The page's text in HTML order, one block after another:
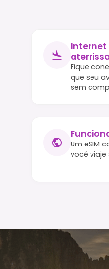
Internet
Fique
que seu
sem
Um eSIM
você viaje